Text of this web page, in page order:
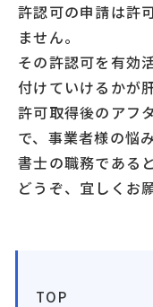
許認可の申請は許
ません。
その許認可を有効
付けていけるかが
許可取得後のアフ
で、事業者様の悩
書士の職務である
どうぞ、宜しくお
TOP